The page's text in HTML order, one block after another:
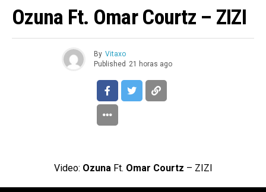
Ozuna Ft. Omar Courtz – ZIZI
By Vitaxo
Published 21 horas ago
Video: Ozuna Ft. Omar Courtz – ZIZI